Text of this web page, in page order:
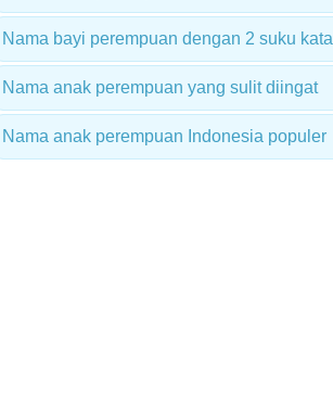
Nama bayi perempuan dengan 2 suku kata
Nama anak perempuan yang sulit diingat
Nama anak perempuan Indonesia populer